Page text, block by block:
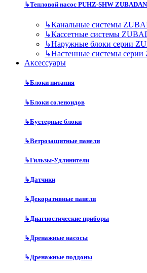
↳Тепловой насос PUHZ-SHW
↳Канальные системы
↳Кассетные системы
↳Наружные блоки серии
↳Настенные системы
Аксесcуары
↳Блоки питания
↳Блоки соленоидов
↳Бустерные блоки
↳Ветрозащитные панели
↳Гильзы-Удлинители
↳Датчики
↳Декоративные панели
↳Диагностические приборы
↳Дренажные насосы
↳Дренажные поддоны